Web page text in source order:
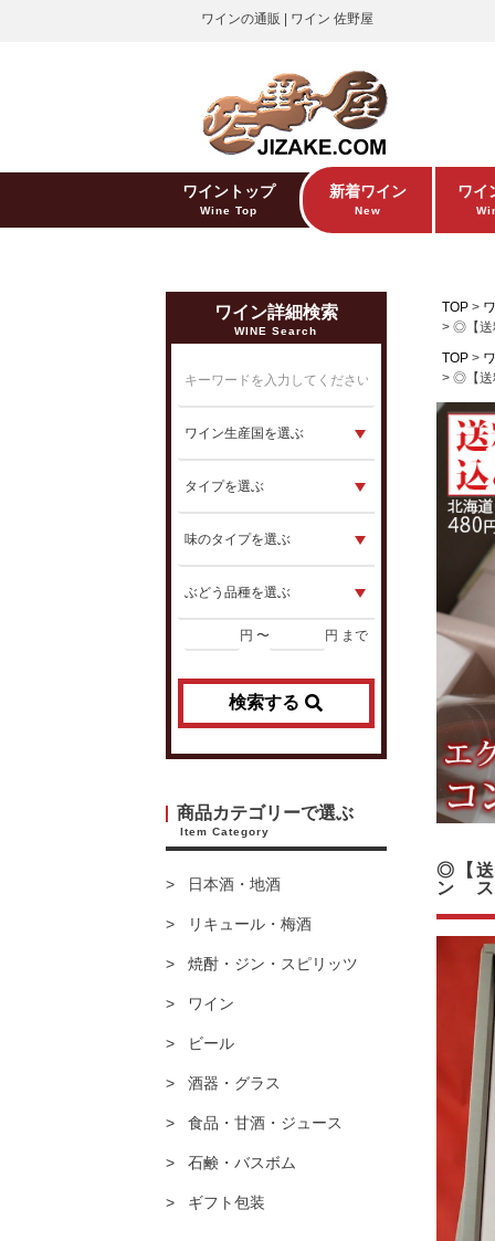
ワインの通販 | ワイン 佐野屋
ワイントップ
Wine Top
新着ワイン
New
ワイ
ワイン詳細検索
WINE Search
円 〜 円 まで
検索する
商品カテゴリーで選ぶ
Item Category
日本酒・地酒
リキュール・梅酒
焼酎・ジン・スピリッツ
ワイン
ビール
酒器・グラス
食品・甘酒・ジュース
石鹸・バスボム
ギフト包装
TOP
◎【送
TOP
◎【送
◎【送
ン